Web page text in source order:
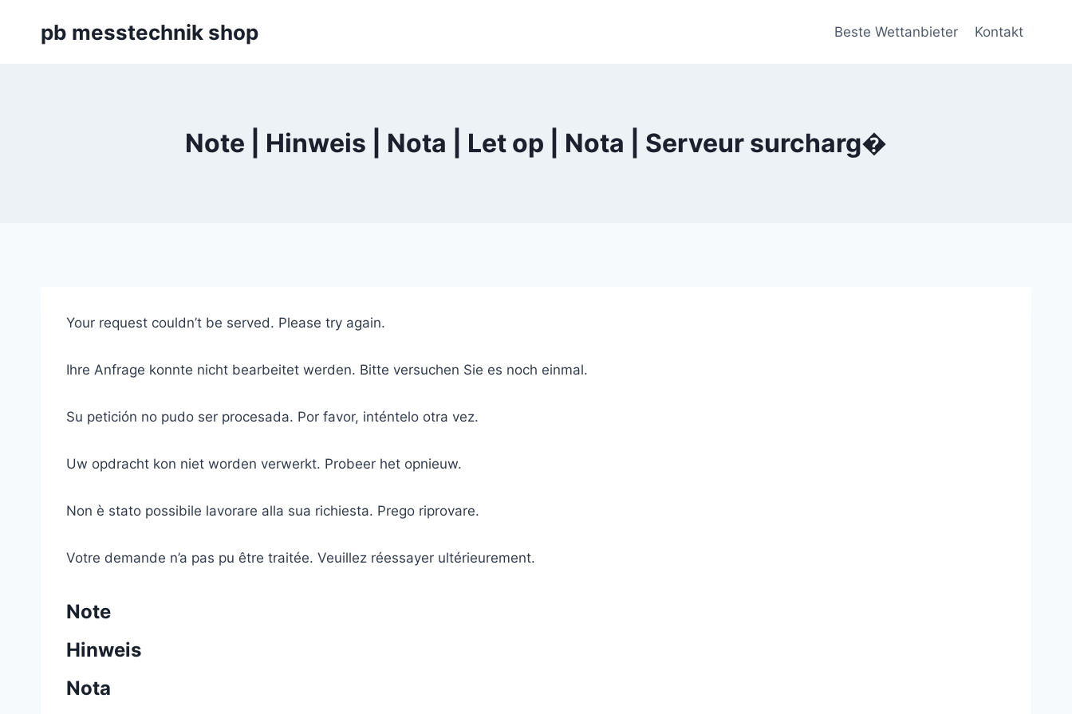
pb messtechnik shop Beste Wettanbieter Kontakt
Note | Hinweis | Nota | Let op | Nota | Serveur surcharg�
Your request couldn’t be served. Please try again.
Ihre Anfrage konnte nicht bearbeitet werden. Bitte versuchen Sie es noch einmal.
Su petición no pudo ser procesada. Por favor, inténtelo otra vez.
Uw opdracht kon niet worden verwerkt. Probeer het opnieuw.
Non è stato possibile lavorare alla sua richiesta. Prego riprovare.
Votre demande n’a pas pu être traitée. Veuillez réessayer ultérieurement.
Note
Hinweis
Nota